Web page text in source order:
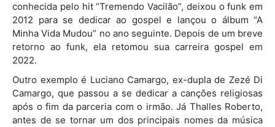
conhecida pelo hit “Tremendo Vacilão”, deixou o funk em
2012 para se dedicar ao gospel e lançou o álbum “A
Minha Vida Mudou” no ano seguinte. Depois de um breve
retorno ao funk, ela retomou sua carreira gospel em
2022.
Outro exemplo é Luciano Camargo, ex-dupla de Zezé Di
Camargo, que passou a se dedicar a canções religiosas
após o fim da parceria com o irmão. Já Thalles Roberto,
antes de se tornar um dos principais nomes da música